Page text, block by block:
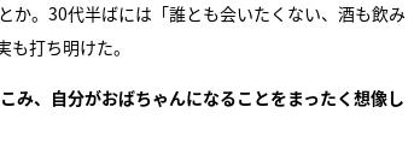
か。30代半ばには「誰とも会いたくない、酒も飲み
打ち明けた。
み、自分がおばちゃんになることをまったく想像し